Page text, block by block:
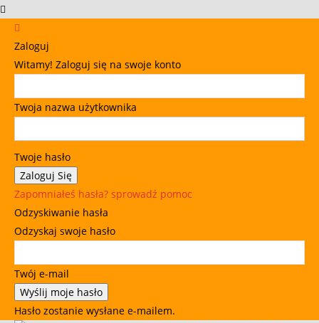
Zaloguj
Witamy! Zaloguj się na swoje konto
Twoja nazwa użytkownika
Twoje hasło
Zapomniałeś hasła? sprowadź pomoc
Odzyskiwanie hasła
Odzyskaj swoje hasło
Twój e-mail
Hasło zostanie wysłane e-mailem.